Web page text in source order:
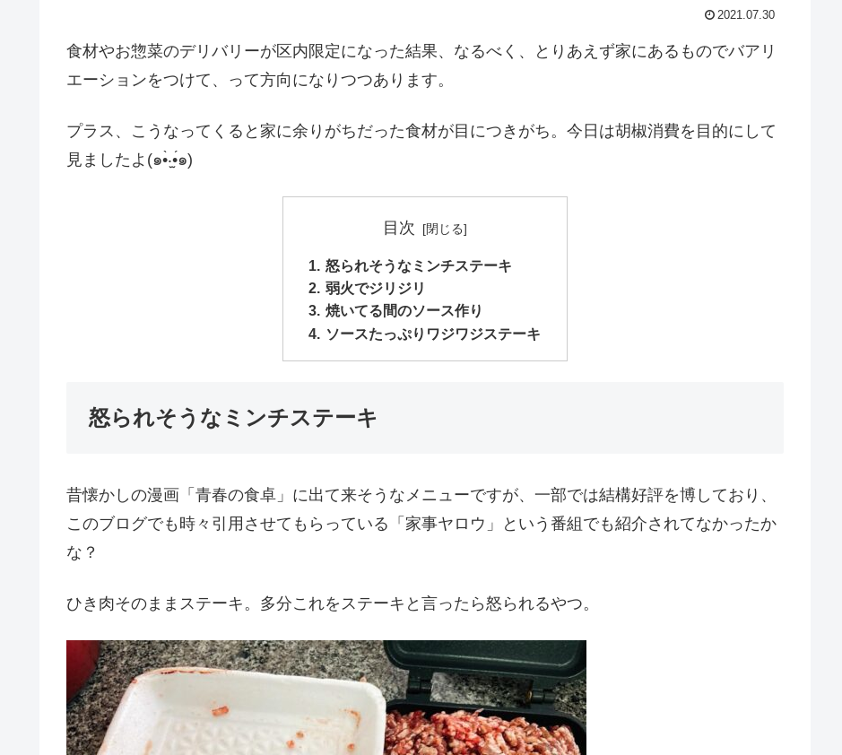
2021.07.30
食材やお惣菜のデリバリーが区内限定になった結果、なるべく、とりあえず家にあるものでバアリ
エーションをつけて、って方向になりつつあります。
プラス、こうなってくると家に余りがちだった食材が目につきがち。今日は胡椒消費を目的にして
見ましたよ(๑•̀‧̫•́๑)
目次
怒られそうなミンチステーキ
弱火でジリジリ
焼いてる間のソース作り
ソースたっぷりワジワジステーキ
怒られそうなミンチステーキ
昔懐かしの漫画「青春の食卓」に出て来そうなメニューですが、一部では結構好評を博しており、
このブログでも時々引用させてもらっている「家事ヤロウ」という番組でも紹介されてなかったか
な？
ひき肉そのままステーキ。多分これをステーキと言ったら怒られるやつ。